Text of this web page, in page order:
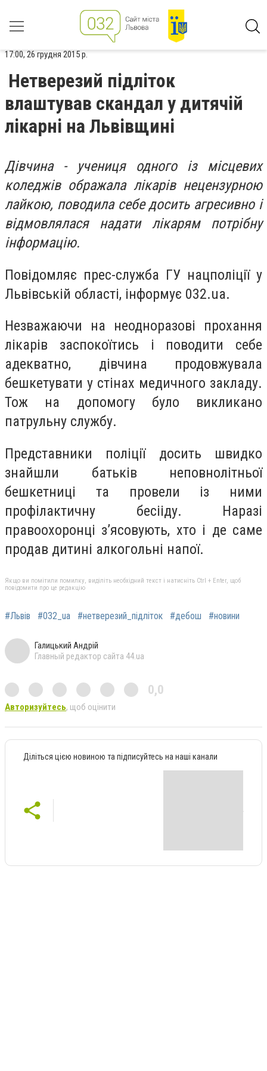
17:00, 26 грудня 2015 р.
Нетверезий підліток
влаштував скандал у дитячій
лікарні на Львівщині
Дівчина - учениця одного із місцевих
коледжів ображала лікарів нецензурною
лайкою, поводила себе досить агресивно і
відмовлялася надати лікарям потрібну
інформацію.
Повідомляє прес-служба ГУ нацполіції у
Львівській області, інформує 032.ua.
Незважаючи на неодноразові прохання
лікарів заспокоїтись і поводити себе
адекватно, дівчина продовжувала
бешкетувати у стінах медичного закладу.
Тож на допомогу було викликано
патрульну службу.
Представники поліції досить швидко
знайшли батьків неповнолітньої
бешкетниці та провели із ними
профілактичну бесііду. Наразі
правоохоронці з’ясовують, хто і де саме
продав дитині алкогольні напої.
Якщо ви помітили помилку, виділіть необхідний текст і натисніть Ctrl + Enter, щоб
повідомити про це редакцію
#Львів #032_ua #нетверезий_підліток #дебош #новини
Галицький Андрій
Главный редактор сайта 44.ua
0,0
Авторизуйтесь, щоб оцінити
Діліться цією новиною та підписуйтесь на наші канали